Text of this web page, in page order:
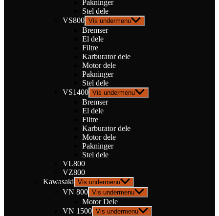
Pakninger
Stel dele
VS800 Vis undermenu
Bremser
El dele
Filtre
Karburator dele
Motor dele
Pakninger
Stel dele
VS1400 Vis undermenu
Bremser
El dele
Filtre
Karburator dele
Motor dele
Pakninger
Stel dele
VL800
VZ800
Kawasaki Vis undermenu
VN 800 Vis undermenu
Motor Dele
VN 1500 Vis undermenu